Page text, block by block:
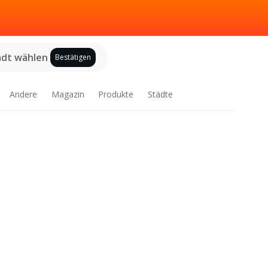
wählen Bestätigen
Andere Magazin Produkte Städte